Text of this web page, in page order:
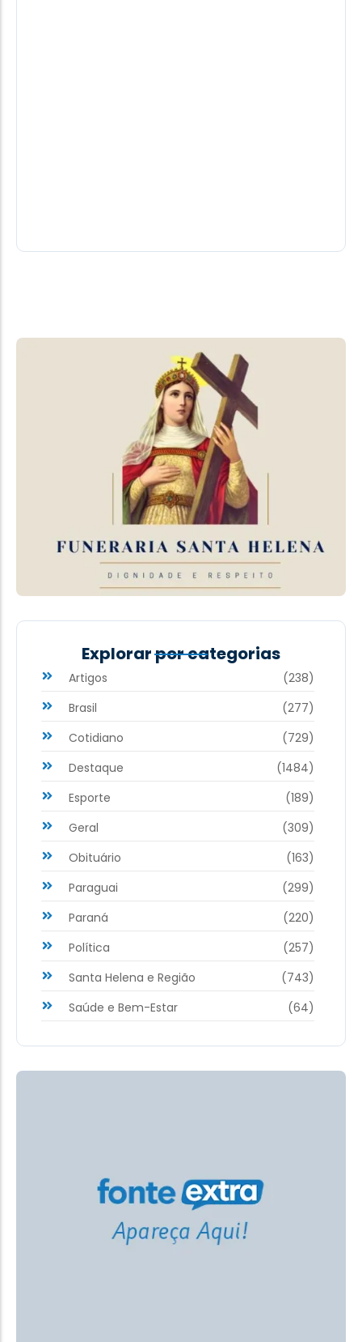
Explorar por categorias
Artigos
(238)
Brasil
(277)
Cotidiano
(729)
Destaque
(1484)
Esporte
(189)
Geral
(309)
Obituário
(163)
Paraguai
(299)
Paraná
(220)
Política
(257)
Santa Helena e Região
(743)
Saúde e Bem-Estar
(64)